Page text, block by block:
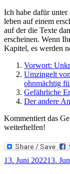
Ich habe dafür
leben auf einem
auf der die Texte
erscheinen. Wenn
Kapitel, es werden
Vorwort:
Umzingelt
ohnmächtig
Gefährliche
Der andere
Kommentiert das
weiterhelfen!
Veröffentlicht
13. Juni 202213.